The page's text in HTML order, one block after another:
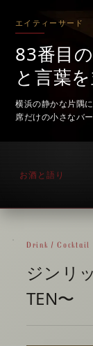
エイティーサード
83番目
と言葉
横浜の静かな片隅
席だけの小さなバー
お酒と語り
Drink / Cocktail
ジンリ
TEN〜